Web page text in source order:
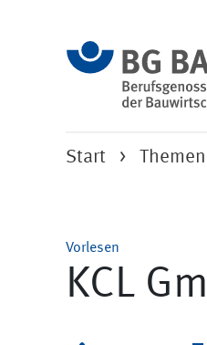
Start Themen
Vorlesen
KCL